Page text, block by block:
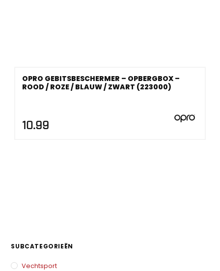
OPRO GEBITSBESCHERMER – OPBERGBOX –
ROOD / ROZE / BLAUW / ZWART (223000)
10.99
SUBCATEGORIEËN
Vechtsport